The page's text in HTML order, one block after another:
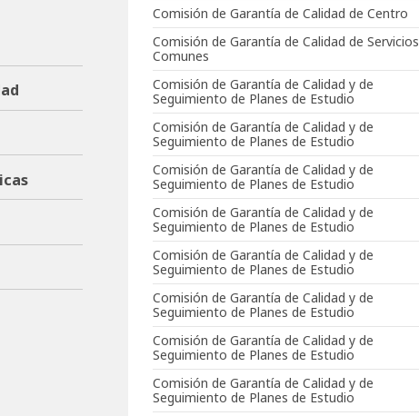
Comisión de Garantía de Calidad de Centro
Comisión de Garantía de Calidad de Servicios
Comunes
Comisión de Garantía de Calidad y de
Seguimiento de Planes de Estudio
Comisión de Garantía de Calidad y de
Seguimiento de Planes de Estudio
Comisión de Garantía de Calidad y de
Seguimiento de Planes de Estudio
Comisión de Garantía de Calidad y de
Seguimiento de Planes de Estudio
Comisión de Garantía de Calidad y de
Seguimiento de Planes de Estudio
Comisión de Garantía de Calidad y de
Seguimiento de Planes de Estudio
Comisión de Garantía de Calidad y de
Seguimiento de Planes de Estudio
Comisión de Garantía de Calidad y de
Seguimiento de Planes de Estudio